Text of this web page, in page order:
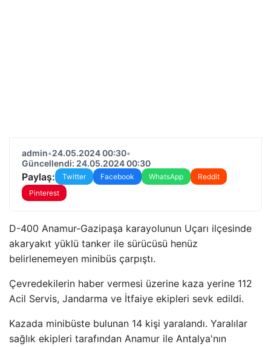
admin•24.05.2024 00:30•
Güncellendi: 24.05.2024 00:30
Paylaş: Twitter Facebook WhatsApp
Reddit
Pinterest
D-400 Anamur-Gazipaşa karayolunun Uçarı ilçesinde
akaryakıt yüklü tanker ile sürücüsü henüz
belirlenemeyen minibüs çarpıştı.
Çevredekilerin haber vermesi üzerine kaza yerine 112
Acil Servis, Jandarma ve İtfaiye ekipleri sevk edildi.
Kazada minibüste bulunan 14 kişi yaralandı. Yaralılar
sağlık ekipleri tarafından Anamur ile Antalya'nın